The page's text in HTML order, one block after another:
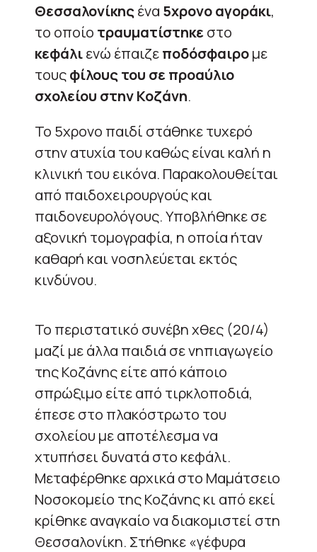
Θεσσαλονίκηςένα 5χρονο αγοράκι,
το οποίο τραυματίστηκεστο
κεφάλιενώ έπαιζεποδόσφαιρομε
τουςφίλους του σε προαύλιο
σχολείου στην Κοζάνη.
Το 5χρονο παιδί στάθηκε τυχερό
στην ατυχία του καθώς είναι καλή η
κλινική του εικόνα. Παρακολουθείται
από παιδοχειρουργούς και
παιδονευρολόγους. Υποβλήθηκε σε
αξονική τομογραφία, η οποία ήταν
καθαρή και νοσηλεύεται εκτός
κινδύνου.
Το περιστατικό συνέβη χθες (20/4)
μαζί με άλλα παιδιά σε νηπιαγωγείο
της Κοζάνης είτε από κάποιο
σπρώξιμο είτε από τιρκλοποδιά,
έπεσε στο πλακόστρωτο του
σχολείου με αποτέλεσμα να
χτυπήσει δυνατά στο κεφάλι.
Μεταφέρθηκε αρχικά στο Μαμάτσειο
Νοσοκομείο της Κοζάνης κι από εκεί
κρίθηκε αναγκαίο να διακομιστεί στη
Θεσσαλονίκη. Στήθηκε «γέφυρα